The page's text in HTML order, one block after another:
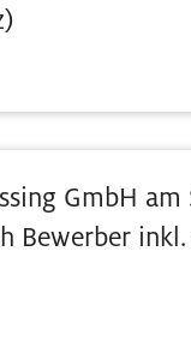
GmbH am
Bewerber